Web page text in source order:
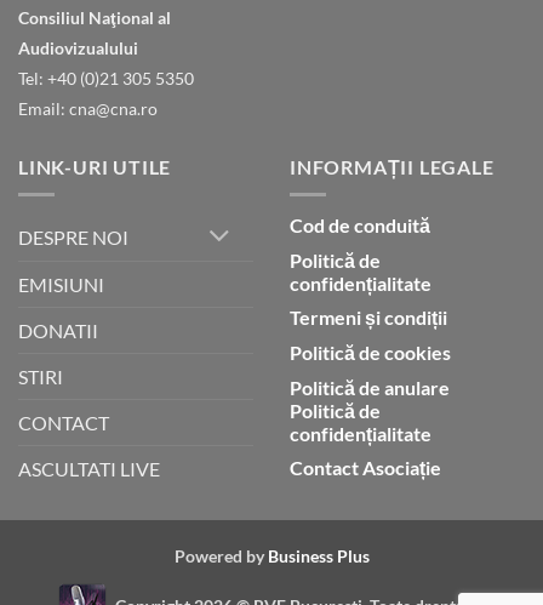
Consiliul Naţional al
Audiovizualului
Tel: +40 (0)21 305 5350
Email: cna@cna.ro
LINK-URI UTILE
DESPRE NOI
EMISIUNI
DONATII
STIRI
CONTACT
ASCULTATI LIVE
INFORMAȚII LEGALE
Cod de conduită
Politică de
confidențialitate
Termeni și condiții
Politică de cookies
Politică de anulare
Politică de
confidențialitate
Contact Asociație
Powered by Business Plus